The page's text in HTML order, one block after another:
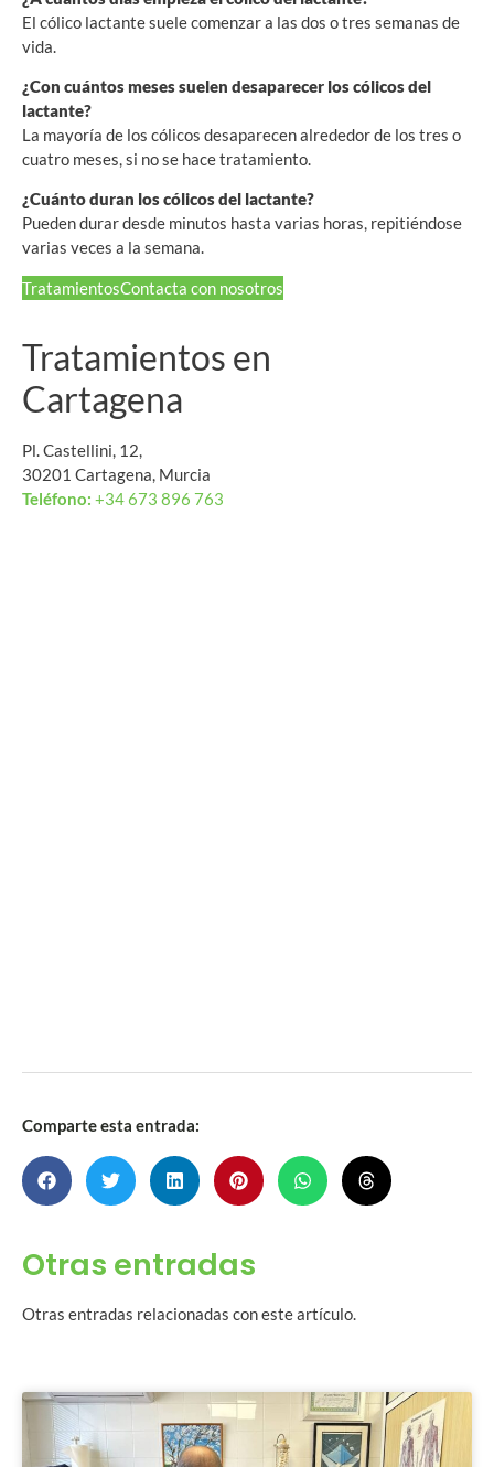
El cólico lactante suele comenzar a las dos o tres semanas de
vida.
¿Con cuántos meses suelen desaparecer los cólicos del
lactante?
La mayoría de los cólicos desaparecen alrededor de los tres o
cuatro meses, si no se hace tratamiento.
¿Cuánto duran los cólicos del lactante?
Pueden durar desde minutos hasta varias horas, repitiéndose
varias veces a la semana.
TratamientosContacta con nosotros
Tratamientos en
Cartagena
Pl. Castellini, 12,
30201 Cartagena, Murcia
Teléfono: +34 673 896 763
Comparte esta entrada:
Otras entradas
Otras entradas relacionadas con este artículo.